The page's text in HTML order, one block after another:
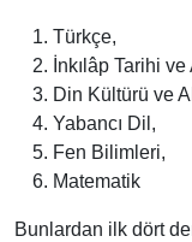
Türkçe,
İnkılâp Tarihi
Din Kültürü ve
Yabancı Dil,
Fen Bilimleri,
Matematik
Bunlardan ilk dört